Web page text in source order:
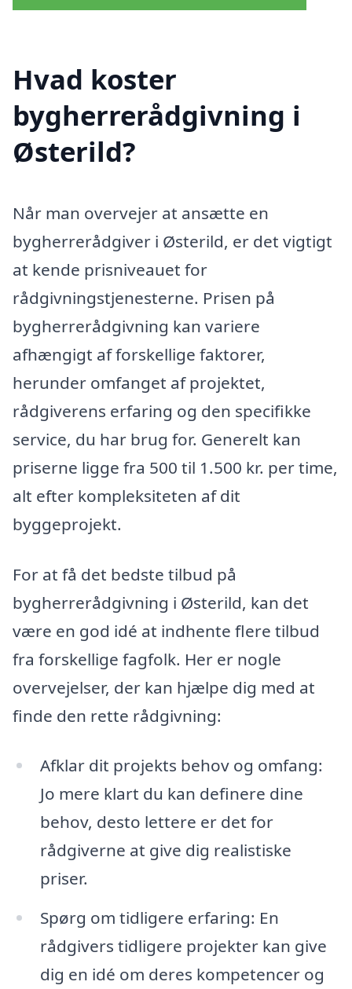
Hvad koster
bygherrerådgivning i
Østerild?
Når man overvejer at ansætte en
bygherrerådgiver i Østerild, er det vigtigt
at kende prisniveauet for
rådgivningstjenesterne. Prisen på
bygherrerådgivning kan variere
afhængigt af forskellige faktorer,
herunder omfanget af projektet,
rådgiverens erfaring og den specifikke
service, du har brug for. Generelt kan
priserne ligge fra 500 til 1.500 kr. per time,
alt efter kompleksiteten af dit
byggeprojekt.
For at få det bedste tilbud på
bygherrerådgivning i Østerild, kan det
være en god idé at indhente flere tilbud
fra forskellige fagfolk. Her er nogle
overvejelser, der kan hjælpe dig med at
finde den rette rådgivning:
Afklar dit projekts behov og omfang:
Jo mere klart du kan definere dine
behov, desto lettere er det for
rådgiverne at give dig realistiske
priser.
Spørg om tidligere erfaring: En
rådgivers tidligere projekter kan give
dig en idé om deres kompetencer og